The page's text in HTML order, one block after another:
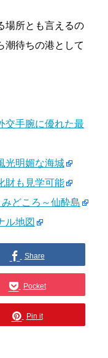
場所とも言えるの
潮待ちの港として
交手腕に優れた最
光明媚な海城
財も見学可能
どころ～仙酔島
ル地図
Share
Pocket
Pin it